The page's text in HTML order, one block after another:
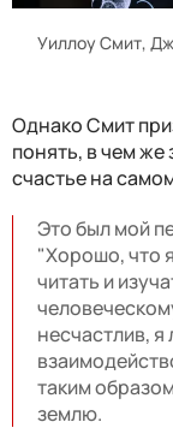
Уиллоу Смит,
Однако Смит
понять, в чем же
счастье на
Это был мой
"Хорошо, что
читать и
несчастлив,
таким
землю.